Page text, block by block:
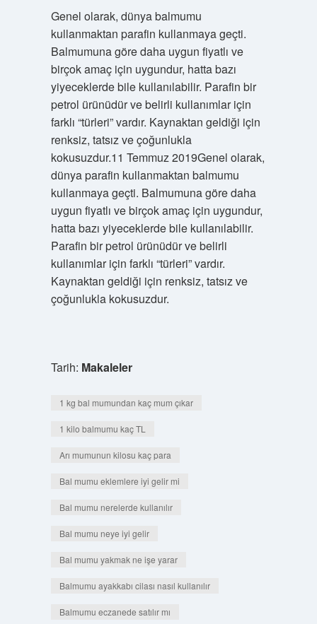
Genel olarak, dünya balmumu
kullanmaktan parafin kullanmaya geçti.
Balmumuna göre daha uygun fiyatlı ve
birçok amaç için uygundur, hatta bazı
yiyeceklerde bile kullanılabilir. Parafin bir
petrol ürünüdür ve belirli kullanımlar için
farklı “türleri” vardır. Kaynaktan geldiği için
renksiz, tatsız ve çoğunlukla
kokusuzdur.11 Temmuz 2019Genel olarak,
dünya parafin kullanmaktan balmumu
kullanmaya geçti. Balmumuna göre daha
uygun fiyatlı ve birçok amaç için uygundur,
hatta bazı yiyeceklerde bile kullanılabilir.
Parafin bir petrol ürünüdür ve belirli
kullanımlar için farklı “türleri” vardır.
Kaynaktan geldiği için renksiz, tatsız ve
çoğunlukla kokusuzdur.
Tarih: Makaleler
1 kg bal mumundan kaç mum çıkar
1 kilo balmumu kaç TL
Arı mumunun kilosu kaç para
Bal mumu eklemlere iyi gelir mi
Bal mumu nerelerde kullanılır
Bal mumu neye iyi gelir
Bal mumu yakmak ne işe yarar
Balmumu ayakkabı cilası nasıl kullanılır
Balmumu eczanede satılır mı